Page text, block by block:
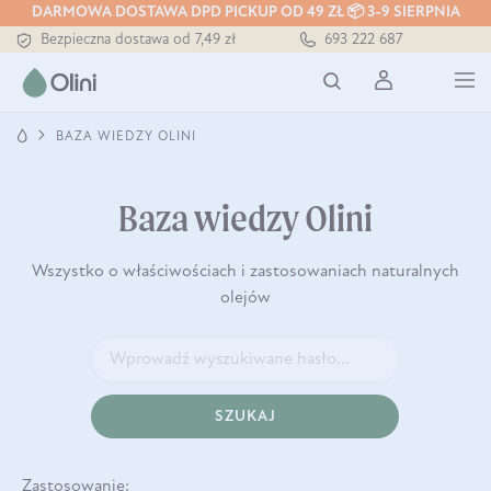
DARMOWA DOSTAWA DPD PICKUP OD 49 ZŁ 📦 3-9 SIERPNIA
Bezpieczna dostawa od 7,49 zł
Darmowa dostawa od 199 zł
Tłoczony zawsze na zimno
693 222 687
BAZA WIEDZY OLINI
Baza wiedzy Olini
Wszystko o właściwościach i zastosowaniach naturalnych
olejów
SZUKAJ
Zastosowanie: